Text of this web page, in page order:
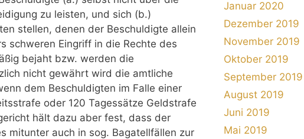
zu leisten, und sich (b.)
stellen, denen der Beschuldigte allein
schweren Eingriff in die Rechte des
bejaht bzw. werden die
nicht gewährt wird die amtliche
dem Beschuldigten im Falle einer
oder 120 Tagessätze Geldstrafe
hält dazu aber fest, dass der
mitunter auch in sog. Bagatellfällen zur
Januar 2020
Dezember 2019
November 2019
Oktober 2019
September 2019
August 2019
Juni 2019
Mai 2019